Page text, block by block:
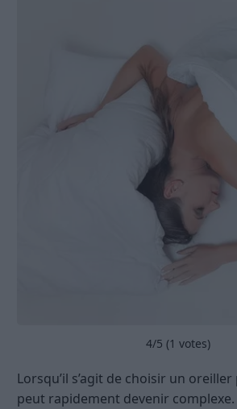
4/5 (1 votes)
Lorsqu’il s’agit de choisir un
peut rapidement devenir